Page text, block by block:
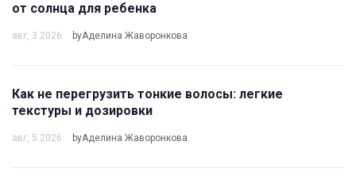
от солнца для ребенка
авг, 3 2026 byАделина Жаворонкова
Как не перегрузить тонкие волосы: легкие
текстуры и дозировки
авг, 5 2026 byАделина Жаворонкова